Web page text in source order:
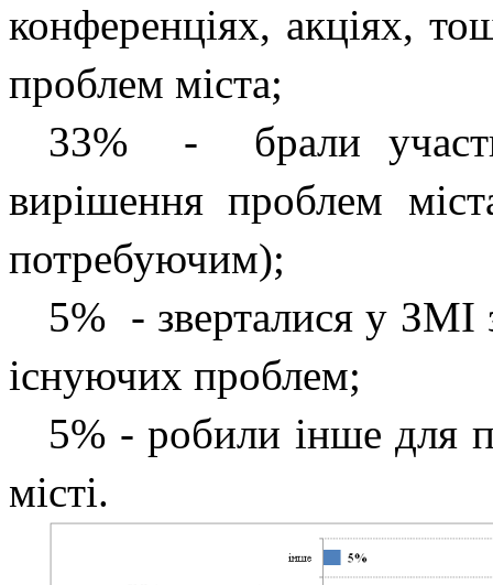
конференціях, акціях,
проблем міста;
33% - брали участь
вирішення проблем
потребуючим);
5% - зверталися у ЗМІ
існуючих проблем;
5% - робили інше для
місті.